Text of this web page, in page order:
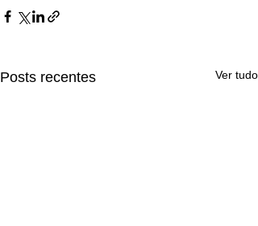
Posts recentes Ver tudo